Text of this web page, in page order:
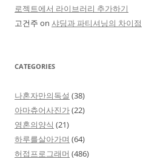
로젝트에서 라이브러리 추가하기
고건주 on 샤딩과 파티셔닝의 차이점
CATEGORIES
나혼자만의독설 (38)
아마츄어사진가(22)
영혼의양식 (21)
하루를살아가며 (64)
허접프로그래머 (486)